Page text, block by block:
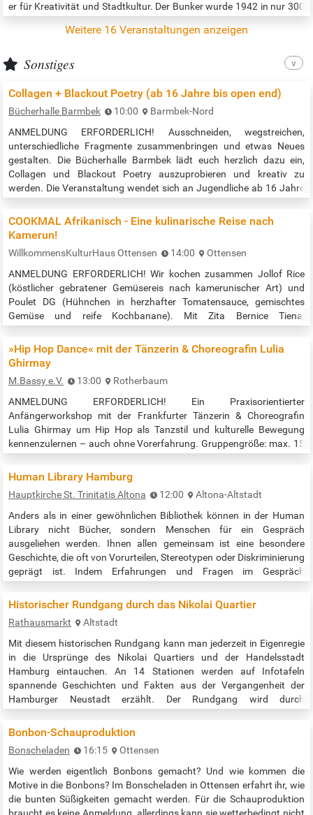
er für Kreativität und Stadtkultur. Der Bunker wurde 1942 in nur 300
für die Opfer des NS-Regimes. Während der Umbaumaßnahmen
Weitere 16 Veranstaltungen anzeigen
Sonstiges
Collagen + Blackout Poetry (ab 16 Jahre bis open end)
Bücherhalle Barmbek 10:00
Barmbek-Nord
ANMELDUNG ERFORDERLICH! Ausschneiden, wegstreichen,
unterschiedliche Fragmente zusammenbringen und etwas Neues
gestalten. Die Bücherhalle Barmbek lädt euch herzlich dazu ein,
Collagen und Blackout Poetry auszuprobieren und kreativ zu
werden. Die Veranstaltung wendet sich an Jugendliche ab 16 Jahre
Anmeldung unter barmbek@buecherhallen.de Veranstaltungszeit:
10:00 bis 13:00 Uhr Quelle:…
COOKMAL Afrikanisch - Eine kulinarische Reise nach
Kamerun!
WillkommensKulturHaus Ottensen 14:00
Ottensen
ANMELDUNG ERFORDERLICH! Wir kochen zusammen Jollof Rice
(köstlicher gebratener Gemüsereis nach kamerunischer Art) und
Poulet DG (Hühnchen in herzhafter Tomatensauce, gemischtes
Gemüse und reife Kochbanane). Mit Zita Bernice Tiena,
Anmeldung unter antje.kurz@kirche-ottensen.de Rückfragen bei
Antje Kurz unter mobil/WA: 0176 / 43 789 200. Wer kann, gibt bitte
5-10 € für Lebensmittel dazu. …
»Hip Hop Dance« mit der Tänzerin & Choreografin Lulia
Ghirmay
M.Bassy e.V. 13:00
Rotherbaum
ANMELDUNG ERFORDERLICH! Ein Praxisorientierter
Anfängerworkshop mit der Frankfurter Tänzerin & Choreografin
Lulia Ghirmay um Hip Hop als Tanzstil und kulturelle Bewegung
kennenzulernen – auch ohne Vorerfahrung. Gruppengröße: max. 15
Teilnahme kostenlos (inkl. Drinks & Snacks) --> Bitte reservieren via:
reservation@m-bassy.org Lulia Ghirmay ist eine Tänzerin und
Choreografin, die seit…
Human Library Hamburg
Hauptkirche St. Trinitatis Altona 12:00
Altona-Altstadt
Anders als in einer gewöhnlichen Bibliothek können in der Human
Library nicht Bücher, sondern Menschen für ein Gespräch
ausgeliehen werden. Ihnen allen gemeinsam ist eine besondere
Geschichte, die oft von Vorurteilen, Stereotypen oder Diskriminierung
geprägt ist. Indem Erfahrungen und Fragen im Gespräch
erweitert und neue Perspektiven eröffnet werden. Dies geschieht in
einem sicheren Raum der…
Historischer Rundgang durch das Nikolai Quartier
Rathausmarkt
Altstadt
Mit diesem historischen Rundgang kann man jederzeit in Eigenregie
in die Ursprünge des Nikolai Quartiers und der Handelsstadt
Hamburg eintauchen. An 14 Stationen werden auf Infotafeln
spannende Geschichten und Fakten aus der Vergangenheit der
Hamburger Neustadt erzählt. Der Rundgang wird durch
wird die Geschichte lebendig. Startpunkt ist das Rathaus / der
Rathausmarkt. Der Rundgang…
Bonbon-Schauproduktion
Bonscheladen 16:15
Ottensen
Wie werden eigentlich Bonbons gemacht? Und wie kommen die
Motive in die Bonbons? Im Bonscheladen in Ottensen erfahrt ihr, wie
die bunten Süßigkeiten gemacht werden. Für die Schauproduktion